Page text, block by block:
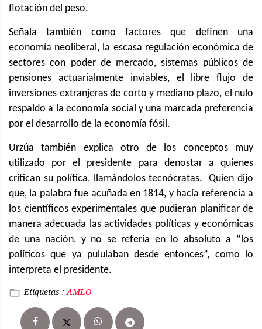
flotación del peso.
Señala también como factores que definen una
economía neoliberal, la escasa regulación económica de
sectores con poder de mercado, sistemas públicos de
pensiones actuarialmente inviables, el libre flujo de
inversiones extranjeras de corto y mediano plazo, el nulo
respaldo a la economía social y una marcada preferencia
por el desarrollo de la economía fósil.
Urzúa también explica otro de los conceptos muy
utilizado por el presidente para denostar a quienes
critican su política, llamándolos tecnócratas. Quien dijo
que, la palabra fue acuñada en 1814, y hacía referencia a
los científicos experimentales que pudieran planificar de
manera adecuada las actividades políticas y económicas
de una nación, y no se refería en lo absoluto a “los
políticos que ya pululaban desde entonces”, como lo
interpreta el presidente.
Etiquetas :AMLO